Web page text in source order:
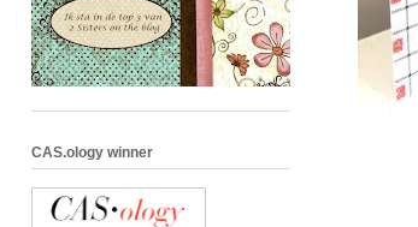
CAS.ology winner